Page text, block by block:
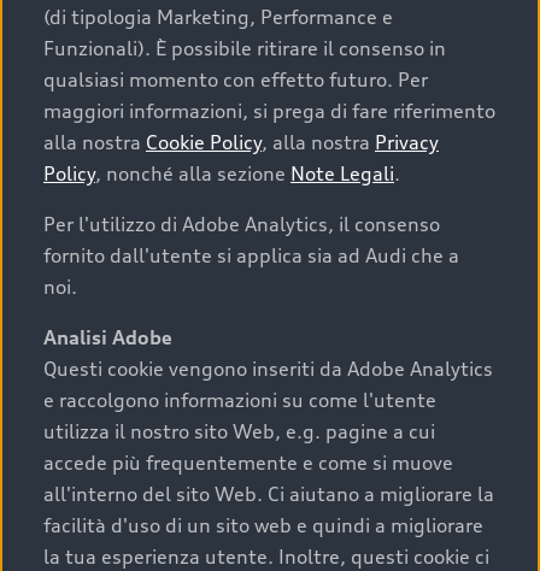
Cosa sapere prima di
acquistare la tua prossima
auto
I requisiti fondamentali da considerare prima di
acquistare un’auto usata, oltre al prezzo e all'aspetto,
chilometraggio: un valore contenuto corrisponde a
uno stato migliore del veicolo e a una maggiore
durata nel tempo;
cronologia dei tagliandi: una documentazione
completa della vettura certifica una manutenzione
costante e accurata;
(di tipologia Marketing, Performance e
Funzionali). È possibile ritirare il consenso in
qualsiasi momento con effetto futuro. Per
maggiori informazioni, si prega di fare riferimento
alla nostra Cookie Policy, alla nostra Privacy
Policy, nonché alla sezione Note Legali.
Per l'utilizzo di Adobe Analytics, il consenso
fornito dall'utente si applica sia ad Audi che a
noi.
Analisi Adobe
Questi cookie vengono inseriti da Adobe Analytics
e raccolgono informazioni su come l'utente
utilizza il nostro sito Web, e.g. pagine a cui
accede più frequentemente e come si muove
all'interno del sito Web. Ci aiutano a migliorare la
facilità d'uso di un sito web e quindi a migliorare
la tua esperienza utente. Inoltre, questi cookie ci